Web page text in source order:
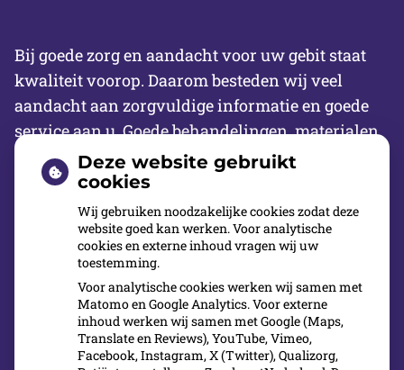
Bij goede zorg en aandacht voor uw gebit staat
kwaliteit voorop. Daarom besteden wij veel
aandacht aan zorgvuldige informatie en goede
service aan u. Goede behandelingen, materialen
en administratie zijn hierbij essentieel. Wij
hanteren daarvoor procedures die gebaseerd zijn
op richtlijnen van de beroepsvereniging en
wetenschappelijke verenigingen in de
mondzorg. Een goede klachtenbehandeling hoort
daar ook bij.
Deze website gebruikt
cookies
Wij gebruiken noodzakelijke cookies zodat deze
website goed kan werken. Voor analytische
cookies en externe inhoud vragen wij uw
toestemming.
Voor analytische cookies werken wij samen met
Matomo en Google Analytics. Voor externe
inhoud werken wij samen met Google (Maps,
Translate en Reviews), YouTube, Vimeo,
Facebook, Instagram, X (Twitter), Qualizorg,